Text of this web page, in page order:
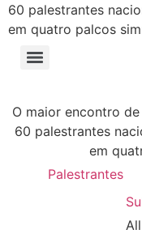
60 palestrantes
em quatro palcos
O maior encontro de
60 palestrantes
em
Palestrantes